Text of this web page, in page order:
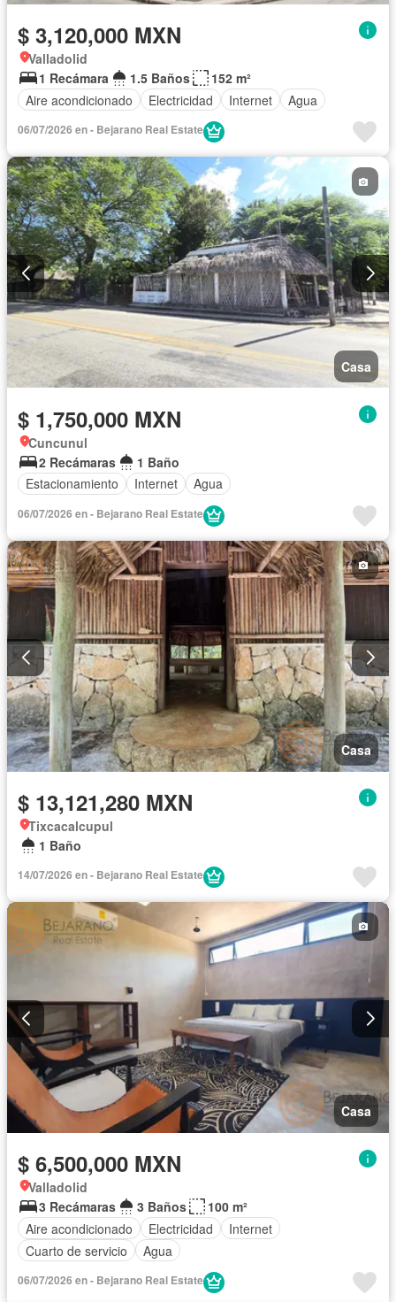
$ 3,120,000 MXN
Valladolid
1 Recámara
1.5 Baños
152 m²
Aire acondicionado
Electricidad Internet Agua
06/07/2026 en - Bejarano Real Estate
Casa
$ 1,750,000 MXN
Cuncunul
2 Recámaras
1 Baño
Estacionamiento
Internet Agua
06/07/2026 en - Bejarano Real Estate
Casa
$ 13,121,280 MXN
Tixcacalcupul
1 Baño
14/07/2026 en - Bejarano Real Estate
Casa
$ 6,500,000 MXN
Valladolid
3 Recámaras
3 Baños
100 m²
Aire acondicionado
Electricidad
Internet
Cuarto de servicio
Agua
06/07/2026 en - Bejarano Real Estate